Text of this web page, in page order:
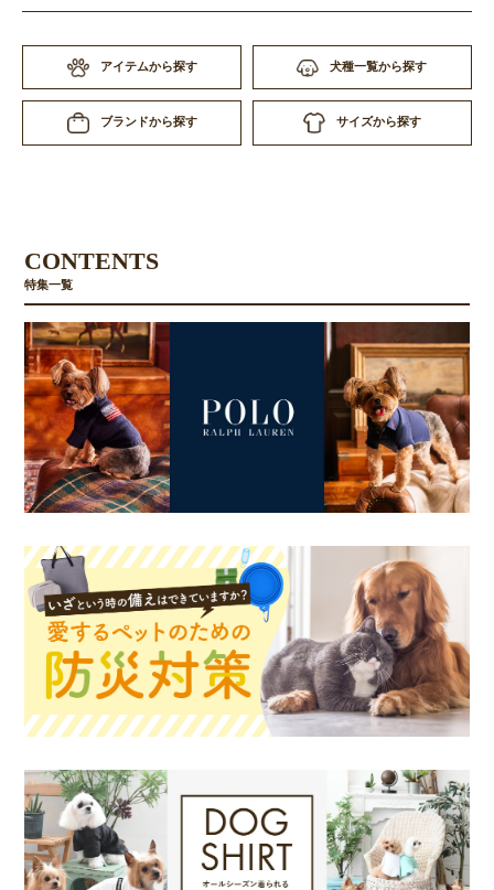
アイテムから探す 犬種一覧から探す
ブランドから探す サイズから探す
CONTENTS
特集一覧